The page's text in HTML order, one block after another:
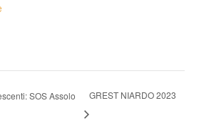
SOS Assolo GREST NIARDO 2023